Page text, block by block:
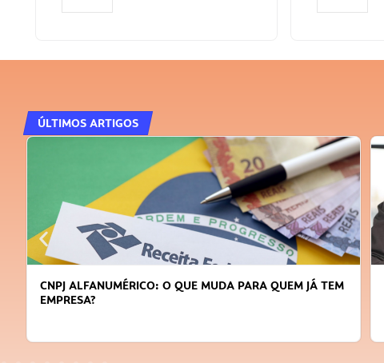
ÚLTIMOS ARTIGOS
CNPJ ALFANUMÉRICO: O QUE MUDA PARA QUEM JÁ TEM
EMPRESA?